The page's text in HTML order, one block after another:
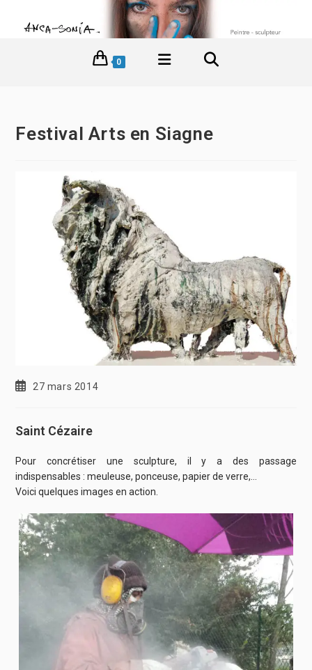
0
Festival Arts en Siagne
27 mars 2014
Saint Cézaire
Pour concrétiser une sculpture, il y a des passage
indispensables : meuleuse, ponceuse, papier de verre,…
Voici quelques images en action.